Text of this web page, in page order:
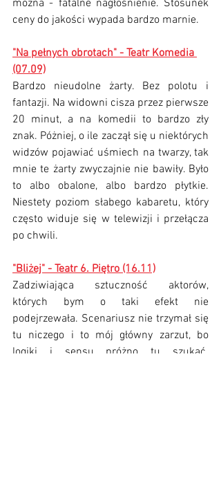
można - fatalne nagłośnienie. Stosunek
ceny do jakości wypada bardzo marnie.
"Na pełnych obrotach" - Teatr Komedia
(07.09)
Bardzo nieudolne żarty. Bez polotu i
fantazji. Na widowni cisza przez pierwsze
20 minut, a na komedii to bardzo zły
znak. Póżniej, o ile zaczął się u niektórych
widzów pojawiać uśmiech na twarzy, tak
mnie te żarty zwyczajnie nie bawiły. Było
to albo obalone, albo bardzo płytkie.
Niestety poziom słabego kabaretu, który
często widuje się w telewizji i przełącza
po chwili.
"Bliżej" - Teatr 6. Piętro (16.11)
Zadziwiająca sztuczność aktorów,
których bym o taki efekt nie
podejrzewała. Scenariusz nie trzymał się
tu niczego i to mój główny zarzut, bo
logiki i sensu próżno tu szukać.